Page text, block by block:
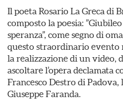
Il poeta Rosario La Greca di
composto la poesia:
speranza”, come segno di
questo straordinario evento
la realizzazione di un video,
ascoltare l’opera declamata
Francesco Destro di Padova,
Giuseppe Faranda.